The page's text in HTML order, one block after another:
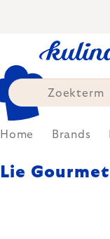
Home Brands
Lie Gourmet